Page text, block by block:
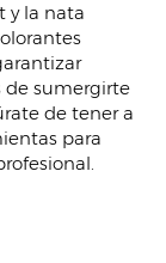
y la nata
de sumergirte
de tener a
para